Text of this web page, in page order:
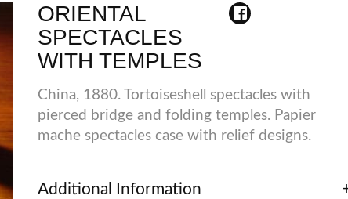
ORIENTAL
SPECTACLES
WITH TEMPLES
China, 1880. Tortoiseshell spectacles with
pierced bridge and folding temples. Papier
mache spectacles case with relief designs.
Additional Information